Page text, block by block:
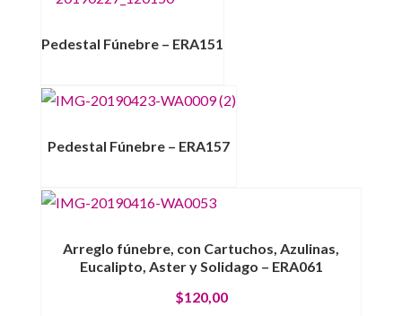
Pedestal Fúnebre – ERA151
Pedestal Fúnebre – ERA157
Arreglo fúnebre, con Cartuchos, Azulinas,
Eucalipto, Aster y Solidago – ERA061
$120,00